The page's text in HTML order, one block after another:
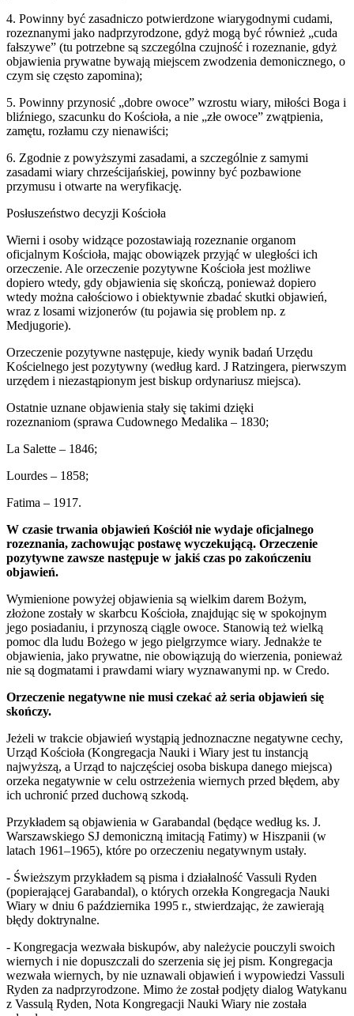
4. Powinny być zasadniczo potwierdzone wiarygodnymi cudami,
rozeznanymi jako nadprzyrodzone, gdyż mogą być również „cuda
fałszywe” (tu potrzebne są szczególna czujność i rozeznanie, gdyż
objawienia prywatne bywają miejscem zwodzenia demonicznego, o
czym się często zapomina);
5. Powinny przynosić „dobre owoce” wzrostu wiary, miłości Boga i
bliźniego, szacunku do Kościoła, a nie „złe owoce” zwątpienia,
zamętu, rozłamu czy nienawiści;
6. Zgodnie z powyższymi zasadami, a szczególnie z samymi
zasadami wiary chrześcijańskiej, powinny być pozbawione
przymusu i otwarte na weryfikację.
Posłuszeństwo decyzji Kościoła
Wierni i osoby widzące pozostawiają rozeznanie organom
oficjalnym Kościoła, mając obowiązek przyjąć w uległości ich
orzeczenie. Ale orzeczenie pozytywne Kościoła jest możliwe
dopiero wtedy, gdy objawienia się skończą, ponieważ dopiero
wtedy można całościowo i obiektywnie zbadać skutki objawień,
wraz z losami wizjonerów (tu pojawia się problem np. z
Medjugorie).
Orzeczenie pozytywne następuje, kiedy wynik badań Urzędu
Kościelnego jest pozytywny (według kard. J Ratzingera, pierwszym
urzędem i niezastąpionym jest biskup ordynariusz miejsca).
Ostatnie uznane objawienia stały się takimi dzięki
rozeznaniom (sprawa Cudownego Medalika – 1830;
La Salette – 1846;
Lourdes – 1858;
Fatima – 1917.
W czasie trwania objawień Kościół nie wydaje oficjalnego
rozeznania, zachowując postawę wyczekującą. Orzeczenie
pozytywne zawsze następuje w jakiś czas po zakończeniu
objawień.
Wymienione powyżej objawienia są wielkim darem Bożym,
złożone zostały w skarbcu Kościoła, znajdując się w spokojnym
jego posiadaniu, i przynoszą ciągle owoce. Stanowią też wielką
pomoc dla ludu Bożego w jego pielgrzymce wiary. Jednakże te
objawienia, jako prywatne, nie obowiązują do wierzenia, ponieważ
nie są dogmatami i prawdami wiary wyznawanymi np. w Credo.
Orzeczenie negatywne nie musi czekać aż seria objawień się
skończy.
Jeżeli w trakcie objawień wystąpią jednoznaczne negatywne cechy,
Urząd Kościoła (Kongregacja Nauki i Wiary jest tu instancją
najwyższą, a Urząd to najczęściej osoba biskupa danego miejsca)
orzeka negatywnie w celu ostrzeżenia wiernych przed błędem, aby
ich uchronić przed duchową szkodą.
Przykładem są objawienia w Garabandal (będące według ks. J.
Warszawskiego SJ demoniczną imitacją Fatimy) w Hiszpanii (w
latach 1961–1965), które po orzeczeniu negatywnym ustały.
- Świeższym przykładem są pisma i działalność Vassuli Ryden
(popierającej Garabandal), o których orzekła Kongregacja Nauki
Wiary w dniu 6 października 1995 r., stwierdzając, że zawierają
błędy doktrynalne.
- Kongregacja wezwała biskupów, aby należycie pouczyli swoich
wiernych i nie dopuszczali do szerzenia się jej pism. Kongregacja
wezwała wiernych, by nie uznawali objawień i wypowiedzi Vassuli
Ryden za nadprzyrodzone. Mimo że został podjęty dialog Watykanu
z Vassulą Ryden, Nota Kongregacji Nauki Wiary nie została